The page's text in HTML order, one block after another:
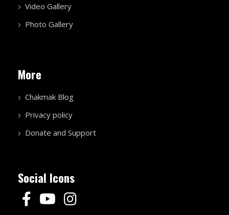
Video Gallery
Photo Gallery
More
Chakmak Blog
Privacy policy
Donate and Support
Social Icons